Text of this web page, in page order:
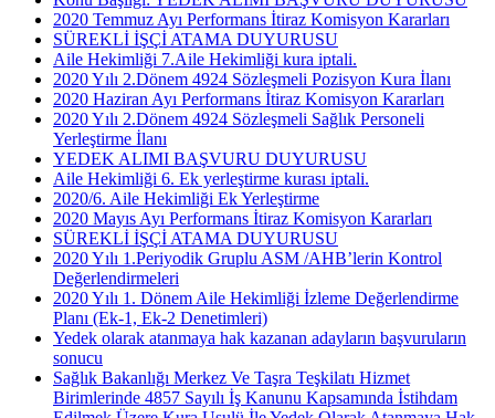
2020 Temmuz Ayı Performans İtiraz Komisyon Kararları
SÜREKLİ İŞÇİ ATAMA DUYURUSU
Aile Hekimliği 7.Aile Hekimliği kura iptali.
2020 Yılı 2.Dönem 4924 Sözleşmeli Pozisyon Kura İlanı
2020 Haziran Ayı Performans İtiraz Komisyon Kararları
2020 Yılı 2.Dönem 4924 Sözleşmeli Sağlık Personeli
Yerleştirme İlanı
YEDEK ALIMI BAŞVURU DUYURUSU
Aile Hekimliği 6. Ek yerleştirme kurası iptali.
2020/6. Aile Hekimliği Ek Yerleştirme
2020 Mayıs Ayı Performans İtiraz Komisyon Kararları
SÜREKLİ İŞÇİ ATAMA DUYURUSU
2020 Yılı 1.Periyodik Gruplu ASM /AHB’lerin Kontrol
Değerlendirmeleri
2020 Yılı 1. Dönem Aile Hekimliği İzleme Değerlendirme
Planı (Ek-1, Ek-2 Denetimleri)
Yedek olarak atanmaya hak kazanan adayların başvuruların
sonucu
Sağlık Bakanlığı Merkez Ve Taşra Teşkilatı Hizmet
Birimlerinde 4857 Sayılı İş Kanunu Kapsamında İstihdam